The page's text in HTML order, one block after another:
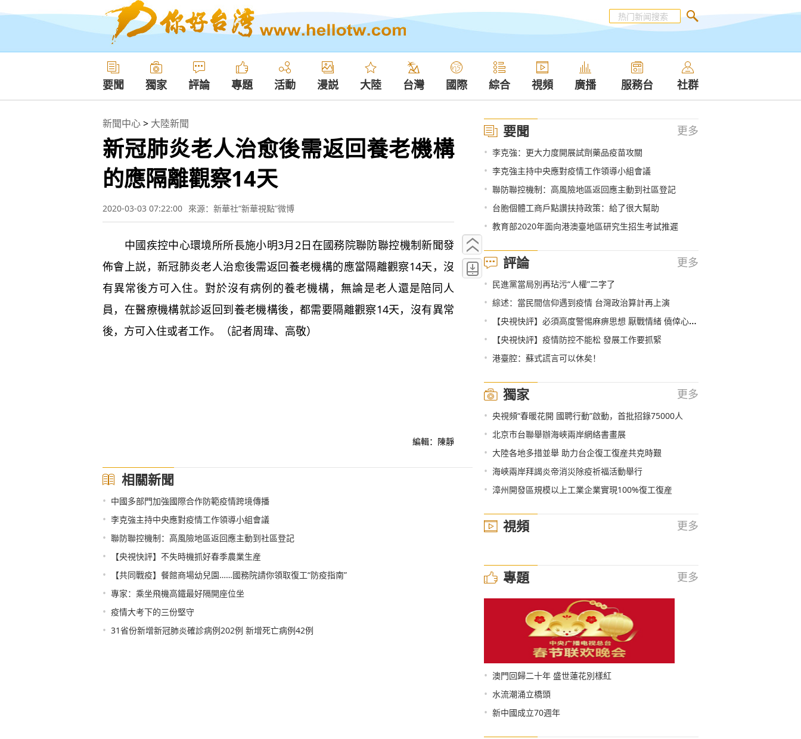
要聞 獨家 評論 專題 活動 漫説 大陸 台灣 國際 綜合 視頻 廣播 服務台 社群
新聞中心> 大陸新聞
新冠肺炎老人治愈後需返回養老機構
的應隔離觀察14天
2020-03-03 07:22:00 來源：新華社“新華視點”微博
中國疾控中心環境所所長施小明3月2日在國務院聯防聯控機制新聞發
佈會上説，新冠肺炎老人治愈後需返回養老機構的應當隔離觀察14天，沒
有異常後方可入住。對於沒有病例的養老機構，無論是老人還是陪同人
員，在醫療機構就診返回到養老機構後，都需要隔離觀察14天，沒有異常
後，方可入住或者工作。（記者周瑋、高敬）
編輯：陳靜
相關新聞
• 中國多部門加強國際合作防範疫情跨境傳播
• 李克強主持中央應對疫情工作領導小組會議
• 聯防聯控機制：高風險地區返回應主動到社區登記
• 【央視快評】不失時機抓好春季農業生産
• 【共同戰疫】餐館商場幼兒園……國務院請你領取復工“防疫指南”
• 專家：乘坐飛機高鐵最好隔開座位坐
• 疫情大考下的三份堅守
• 31省份新增新冠肺炎確診病例202例 新增死亡病例42例
要聞 更多
• 李克強：更大力度開展試劑藥品疫苗攻關
• 李克強主持中央應對疫情工作領導小組會議
• 聯防聯控機制：高風險地區返回應主動到社區登記
• 台胞個體工商戶點讚扶持政策：給了很大幫助
• 教育部2020年面向港澳臺地區研究生招生考試推遲
評論 更多
• 民進黨當局別再玷污“人權”二字了
• 綜述：當民間信仰遇到疫情 台灣政治算計再上演
• 【央視快評】必須高度警惕麻痹思想 厭戰情緒 僥倖心理 鬆勁心態
• 【央視快評】疫情防控不能松 發展工作要抓緊
• 港臺腔：蘇式謊言可以休矣！
獨家 更多
• 央視頻“春暖花開 國聘行動”啟動，首批招錄75000人
• 北京市台聯舉辦海峽兩岸網絡書畫展
• 大陸各地多措並舉 助力台企復工復産共克時艱
• 海峽兩岸拜謁炎帝消災除疫祈福活動舉行
• 漳州開發區規模以上工業企業實現100%復工復産
視頻 更多
專題 更多
• 澳門回歸二十年 盛世蓮花別樣紅
• 水流潮涌立橋頭
• 新中國成立70週年